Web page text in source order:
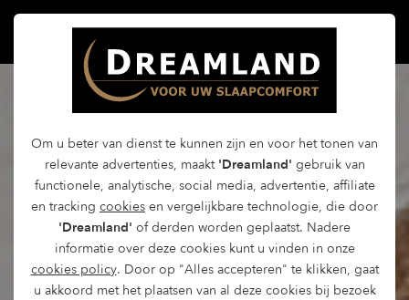
Om u beter van dienst te kunnen zijn en voor het tonen van
relevante advertenties, maakt 'Dreamland' gebruik van
functionele, analytische, social media, advertentie, affiliate
en tracking cookies en vergelijkbare technologie, die door
'Dreamland' of derden worden geplaatst. Nadere
informatie over deze cookies kunt u vinden in onze
cookies policy. Door op "Alles accepteren" te klikken, gaat
u akkoord met het plaatsen van al deze cookies bij bezoek